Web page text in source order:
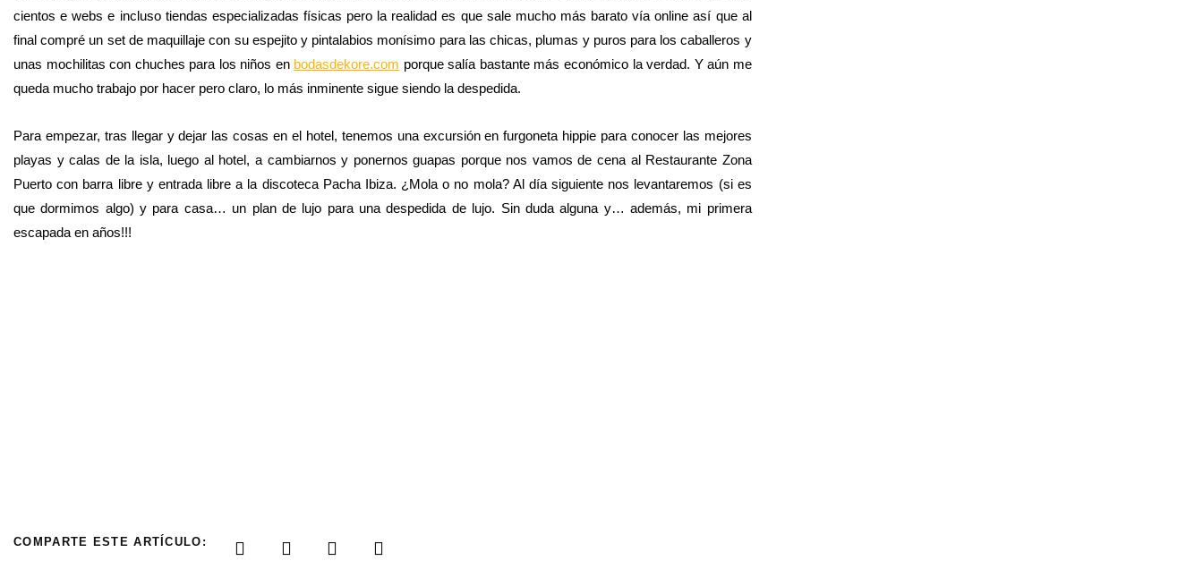
cientos e webs e incluso tiendas especializadas físicas pero la realidad es que sale mucho más barato vía online así que al
final compré un set de maquillaje con su espejito y pintalabios monísimo para las chicas, plumas y puros para los caballeros y
unas mochilitas con chuches para los niños en bodasdekore.com porque salía bastante más económico la verdad. Y aún me
queda mucho trabajo por hacer pero claro, lo más inminente sigue siendo la despedida.
Para empezar, tras llegar y dejar las cosas en el hotel, tenemos una excursión en furgoneta hippie para conocer las mejores
playas y calas de la isla, luego al hotel, a cambiarnos y ponernos guapas porque nos vamos de cena al Restaurante Zona
Puerto con barra libre y entrada libre a la discoteca Pacha Ibiza. ¿Mola o no mola? Al día siguiente nos levantaremos (si es
que dormimos algo) y para casa… un plan de lujo para una despedida de lujo. Sin duda alguna y… además, mi primera
escapada en años!!!
COMPARTE ESTE ARTÍCULO: